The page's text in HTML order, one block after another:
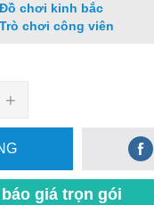
Đồ chơi kinh bắc
Trò chơi công viên
+
giá trọn gói